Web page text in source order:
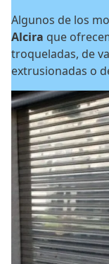
Algunos de los
Alcira que
troqueladas, de
extrusionadas o